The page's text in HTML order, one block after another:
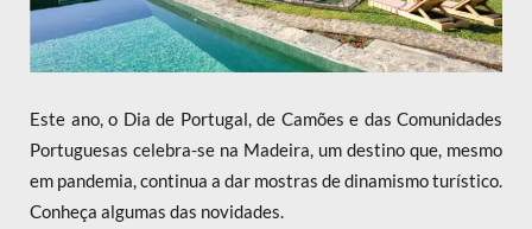
Este ano, o Dia de Portugal, de Camões e das Comunidades
Portuguesas celebra-se na Madeira, um destino que, mesmo
em pandemia, continua a dar mostras de dinamismo turístico.
Conheça algumas das novidades.